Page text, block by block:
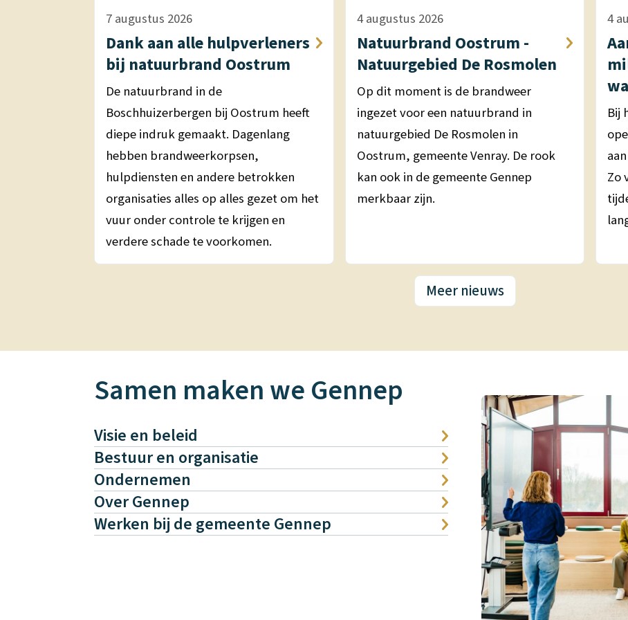
Dank aan alle hulpverleners
bij natuurbrand Oostrum
7 augustus 2026
De natuurbrand in de
Boschhuizerbergen bij Oostrum heeft
diepe indruk gemaakt. Dagenlang
hebben brandweerkorpsen,
hulpdiensten en andere betrokken
organisaties alles op alles gezet om het
vuur onder controle te krijgen en
verdere schade te voorkomen.
Natuurbrand Oostrum -
Natuurgebied De Rosmolen
4 augustus 2026
Op dit moment is de brandweer
ingezet voor een natuurbrand in
natuurgebied De Rosmolen in
Oostrum, gemeente Venray. De rook
kan ook in de gemeente Gennep
merkbaar zijn.
4
Bij
Zo
Meer nieuws
Beleid
van
de
gemeente
Samen maken we Gennep
Visie en beleid
Bestuur en organisatie
Ondernemen
Over Gennep
Werken bij de gemeente Gennep
Samen
maken
we
Gennep!